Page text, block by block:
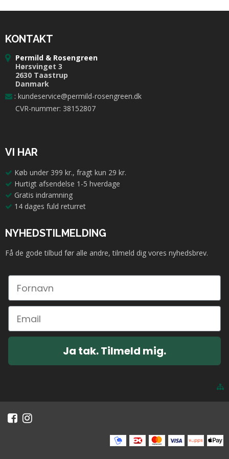
KONTAKT
Permild & Rosengreen
Hørsvinget 3
2630 Taastrup
Danmark
: kundeservice@permild-rosengreen.dk
CVR-nummer: 38152807
VI HAR
Køb under 399 kr., fragt kun 29 kr.
Hurtigt afsendelse 1-5 hverdage
Gratis indramning
14 dages fuld returret
NYHEDSTILMELDING
Få de gode tilbud før alle andre, tilmeld dig vores nyhedsbrev.
Ja tak. Tilmeld mig.